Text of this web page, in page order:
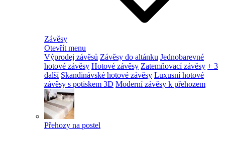
Závěsy
Otevřít menu
Výprodej závěsů Závěsy do altánku Jednobarevné
hotové závěsy Hotové závěsy Zatemňovací závěsy + 3
další Skandinávské hotové závěsy Luxusní hotové
závěsy s potiskem 3D Moderní závěsy k přehozem
Přehozy na postel